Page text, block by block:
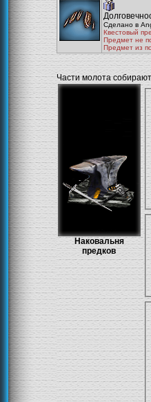
Сделано в
Квестовый
Предмет не
Предмет из
Части молота
Наковальня
предков